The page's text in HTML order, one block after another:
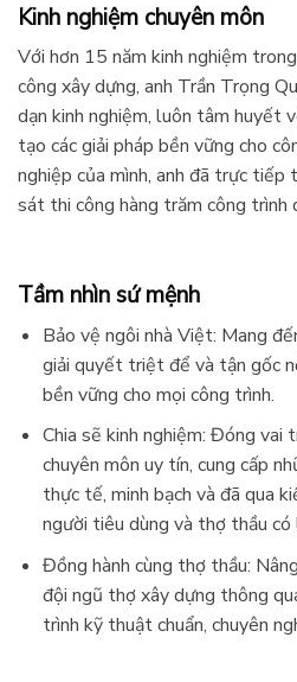
Kinh nghiệm chuyên môn
Với hơn 15 năm kinh nghiệm
công xây dựng, anh Trần Trọng
dạn kinh nghiệm, luôn tâm huyết
tạo các giải pháp bền vững cho
nghiệp của mình, anh đã trực tiếp
sát thi công hàng trăm công trình
Tầm nhìn sứ mệnh
Bảo vệ ngôi nhà Việt: Mang
giải quyết triệt để và tận gốc
bền vững cho mọi công trình.
Chia sẽ kinh nghiệm: Đóng vai
chuyên môn uy tín, cung cấp
thực tế, minh bạch và đã qua
người tiêu dùng và thợ thầu có
Đồng hành cùng thợ thầu:
đội ngũ thợ xây dựng thông
trình kỹ thuật chuẩn, chuyên